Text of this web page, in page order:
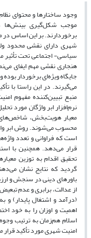
وجود ساختارها و محتوای
موجب شکل‌گیری بینش‌ها
برخوردارند. بر این اساس
شهری دارای نقشی محدود
سیاسی- اجتماعی تحت تأثیر
هنجاری نقشی مهم ایفای
جایگاه ویژه‌ای برخوردار
منبع تبیین‌کننده مفهوم
معیار هویت‌بخش،
محسوب می‌شوند. روش ابر
است که فراوانی و تعدد
قرار می‌دهد. همچنین با
تحقیق اقدام به توزین
گردید که نتایج نشان
اهمیت و اوزان را به خود
اسلام هم‌زمان به ترتیب
امنیت شهری مورد تأکید قرار